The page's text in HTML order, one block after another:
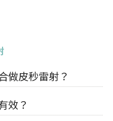
做皮秒雷射？
效？